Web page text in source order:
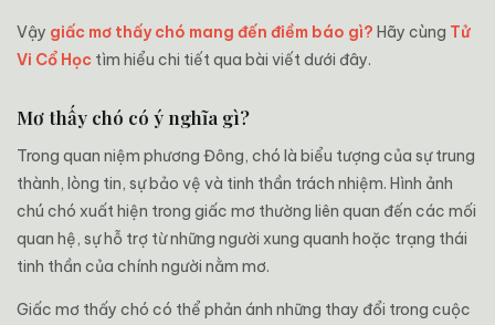
Vậy giấc mơ thấy chó mang đến điềm báo gì? Hãy cùng Tử
Vi Cổ Học tìm hiểu chi tiết qua bài viết dưới đây.
Mơ thấy chó có ý nghĩa gì?
Trong quan niệm phương Đông, chó là biểu tượng của sự trung
thành, lòng tin, sự bảo vệ và tinh thần trách nhiệm. Hình ảnh
chú chó xuất hiện trong giấc mơ thường liên quan đến các mối
quan hệ, sự hỗ trợ từ những người xung quanh hoặc trạng thái
tinh thần của chính người nằm mơ.
Giấc mơ thấy chó có thể phản ánh những thay đổi trong cuộc